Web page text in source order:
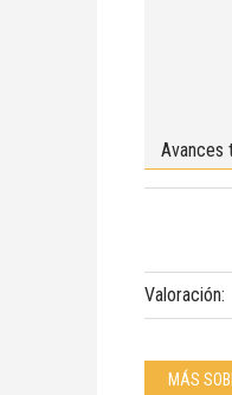
Avances
Valoración:
MÁS